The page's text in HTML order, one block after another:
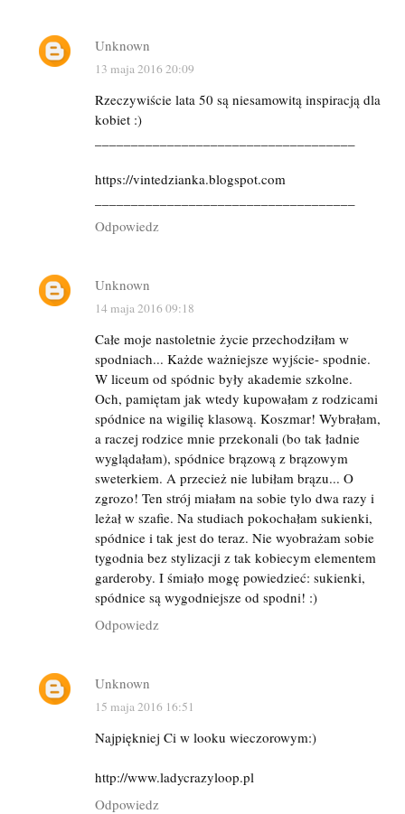
Unknown
13 maja 2016 20:09
Rzeczywiście lata 50 są niesamowitą inspiracją dla
kobiet :)
https://vintedzianka.blogspot.com
Odpowiedz
Unknown
14 maja 2016 09:18
Całe moje nastoletnie życie przechodziłam w
spodniach... Każde ważniejsze wyjście- spodnie.
W liceum od spódnic były akademie szkolne.
Och, pamiętam jak wtedy kupowałam z rodzicami
spódnice na wigilię klasową. Koszmar! Wybrałam,
a raczej rodzice mnie przekonali (bo tak ładnie
wyglądałam), spódnice brązową z brązowym
sweterkiem. A przecież nie lubiłam brązu... O
zgrozo! Ten strój miałam na sobie tylo dwa razy i
leżał w szafie. Na studiach pokochałam sukienki,
spódnice i tak jest do teraz. Nie wyobrażam sobie
tygodnia bez stylizacji z tak kobiecym elementem
garderoby. I śmiało mogę powiedzieć: sukienki,
spódnice są wygodniejsze od spodni! :)
Odpowiedz
Unknown
15 maja 2016 16:51
Najpiękniej Ci w looku wieczorowym:)
http://www.ladycrazyloop.pl
Odpowiedz